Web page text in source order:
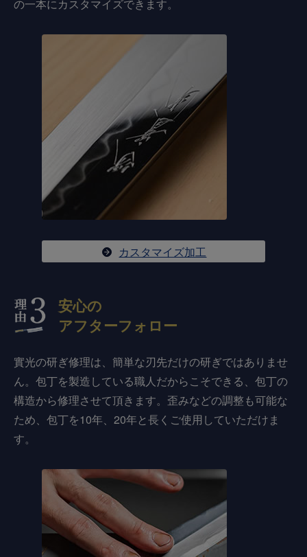
の一本にカスタマイズできます。
カスタマイズ加工
安心の
アフターフォロー
實光の研ぎ修理は、簡単な刃先だけの研ぎではありませ
ん。包丁を製造している職人だからこそできる、包丁の
構造から修理させて頂きます。歪みなどの調整も可能な
ため、包丁を10年、20年と長くご使用していただけま
す。